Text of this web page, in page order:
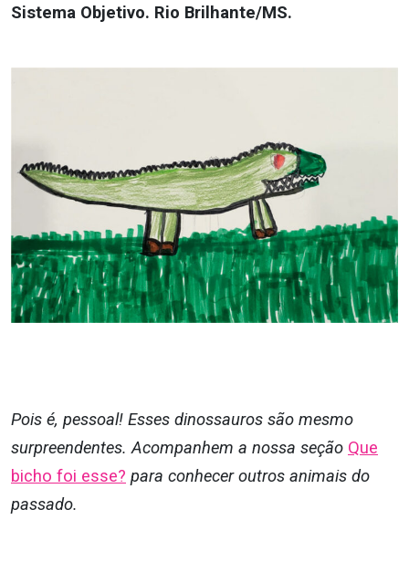
Sistema Objetivo. Rio Brilhante/MS.
Pois é, pessoal! Esses dinossauros são mesmo
surpreendentes. Acompanhem a nossa seção Que
bicho foi esse? para conhecer outros animais do
passado.